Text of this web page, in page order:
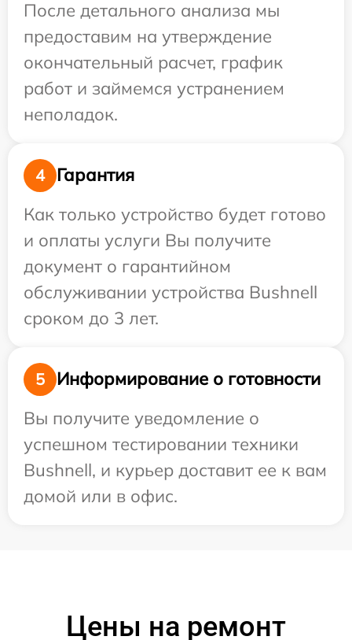
После детального анализа мы
предоставим на утверждение
окончательный расчет, график
работ и займемся устранением
неполадок.
4
Гарантия
Как только устройство будет готово
и оплаты услуги Вы получите
документ о гарантийном
обслуживании устройства Bushnell
сроком до 3 лет.
5
Информирование о готовности
Вы получите уведомление о
успешном тестировании техники
Bushnell, и курьер доставит ее к вам
домой или в офис.
Цены на ремонт